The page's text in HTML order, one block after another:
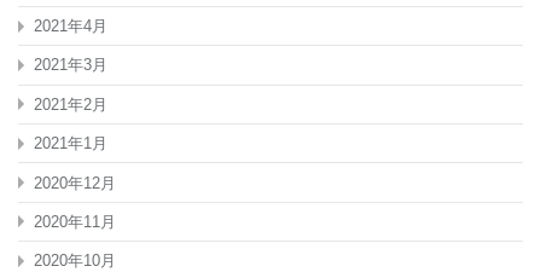
2021年4月
2021年3月
2021年2月
2021年1月
2020年12月
2020年11月
2020年10月